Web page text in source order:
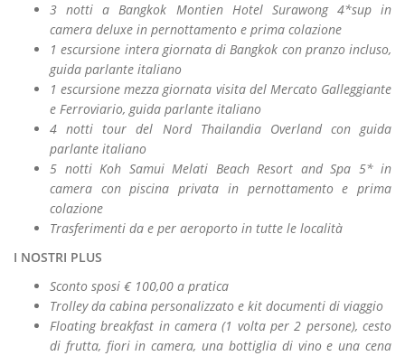
3 notti a Bangkok Montien Hotel Surawong 4*sup in
camera deluxe in pernottamento e prima colazione
1 escursione intera giornata di Bangkok con pranzo incluso,
guida parlante italiano
1 escursione mezza giornata visita del Mercato Galleggiante
e Ferroviario, guida parlante italiano
4 notti tour del Nord Thailandia Overland con guida
parlante italiano
5 notti Koh Samui Melati Beach Resort and Spa 5* in
camera con piscina privata in pernottamento e prima
colazione
Trasferimenti da e per aeroporto in tutte le località
I NOSTRI PLUS
Sconto sposi € 100,00 a pratica
Trolley da cabina personalizzato e kit documenti di viaggio
Floating breakfast in camera (1 volta per 2 persone), cesto
di frutta, fiori in camera, una bottiglia di vino e una cena